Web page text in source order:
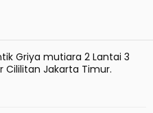
Griya mutiara 2 Lantai 3
Cililitan Jakarta Timur.